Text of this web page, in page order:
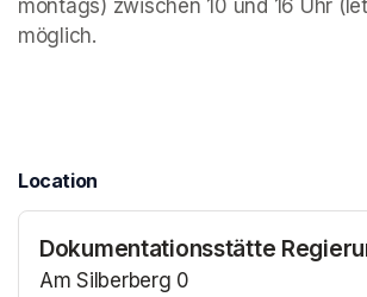
montags) zwischen 10 und 16 Uhr
möglich.
Location
Dokumentationsstätte
Am Silberberg 0